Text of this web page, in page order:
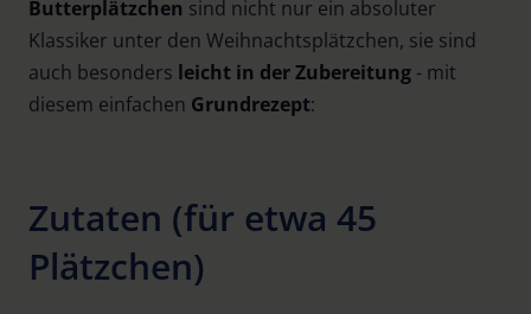
Butterplätzchen sind nicht nur ein absoluter
Klassiker unter den Weihnachtsplätzchen, sie sind
auch besonders leicht in der Zubereitung - mit
diesem einfachen Grundrezept:
Zutaten (für etwa 45
Plätzchen)